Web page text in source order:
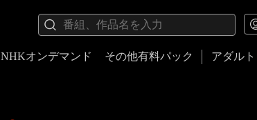
NHKオンデマンド その他有料パック アダルト